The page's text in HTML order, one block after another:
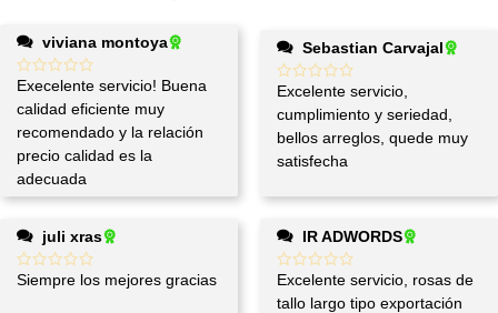
viviana montoya
Execelente servicio! Buena
calidad eficiente muy
recomendado y la relación
precio calidad es la
adecuada
Sebastian Carvajal
Excelente servicio,
cumplimiento y seriedad,
bellos arreglos, quede muy
satisfecha
juli xras
Siempre los mejores gracias
IR ADWORDS
Excelente servicio, rosas de
tallo largo tipo exportación